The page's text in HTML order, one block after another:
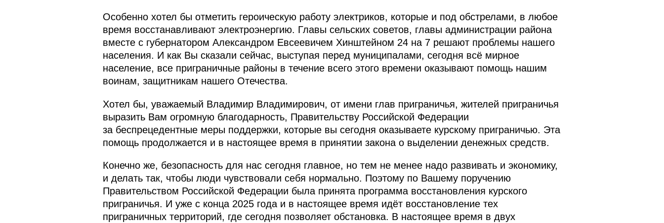
Особенно хотел бы отметить героическую работу электриков, которые и под обстрелами, в любое
время восстанавливают электроэнергию. Главы сельских советов, главы администрации района
вместе с губернатором Александром Евсеевичем Хинштейном 24 на 7 решают проблемы нашего
населения. И как Вы сказали сейчас, выступая перед муниципалами, сегодня всё мирное
население, все приграничные районы в течение всего этого времени оказывают помощь нашим
воинам, защитникам нашего Отечества.
Хотел бы, уважаемый Владимир Владимирович, от имени глав приграничья, жителей приграничья
выразить Вам огромную благодарность, Правительству Российской Федерации
за беспрецедентные меры поддержки, которые вы сегодня оказываете курскому приграничью. Эта
помощь продолжается и в настоящее время в принятии закона о выделении денежных средств.
Конечно же, безопасность для нас сегодня главное, но тем не менее надо развивать и экономику,
и делать так, чтобы люди чувствовали себя нормально. Поэтому по Вашему поручению
Правительством Российской Федерации была принята программа восстановления курского
приграничья. И уже с конца 2025 года и в настоящее время идёт восстановление тех
приграничных территорий, где сегодня позволяет обстановка. В настоящее время в двух